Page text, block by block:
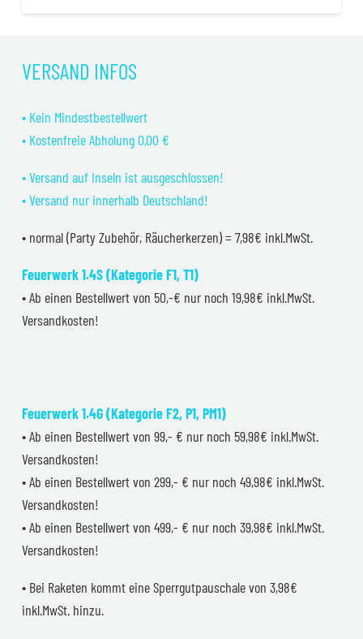
VERSAND INFOS
• Kein Mindestbestellwert
• Kostenfreie Abholung 0,00 €
• Versand auf Inseln ist ausgeschlossen!
• Versand nur innerhalb Deutschland!
• normal (Party Zubehör, Räucherkerzen) = 7,98€ inkl.MwSt.
Feuerwerk 1.4S (Kategorie F1, T1)
• Ab einen Bestellwert von 50,-€ nur noch 19,98€ inkl.MwSt.
Versandkosten!
Feuerwerk 1.4G (Kategorie F2, P1, PM1)
• Ab einen Bestellwert von 99,- € nur noch 59,98€ inkl.MwSt.
Versandkosten!
• Ab einen Bestellwert von 299,- € nur noch 49,98€ inkl.MwSt.
Versandkosten!
• Ab einen Bestellwert von 499,- € nur noch 39,98€ inkl.MwSt.
Versandkosten!
• Bei Raketen kommt eine Sperrgutpauschale von 3,98€
inkl.MwSt. hinzu.